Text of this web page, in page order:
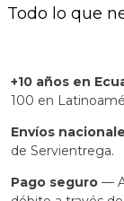
Todo lo que
+10 años en
100 en
Envíos
de Servientrega.
Pago seguro —